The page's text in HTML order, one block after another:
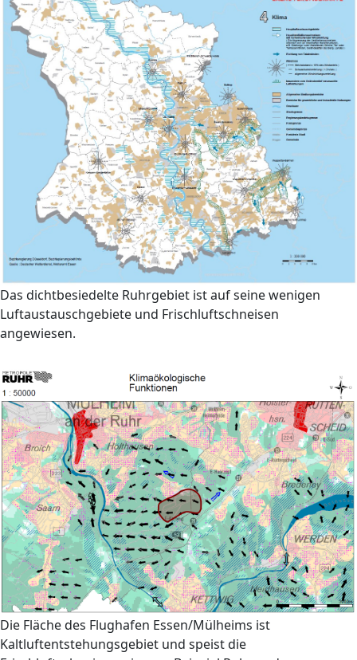
Das dichtbesiedelte Ruhrgebiet ist auf seine wenigen
Luftaustauschgebiete und Frischluftschneisen
angewiesen.
Die Fläche des Flughafen Essen/Mülheims ist
Kaltluftentstehungsgebiet und speist die